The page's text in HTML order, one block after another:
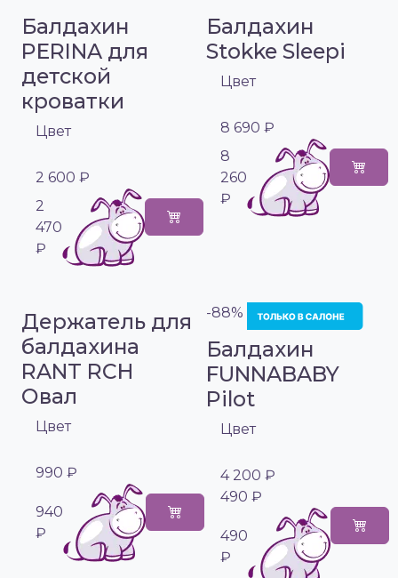
Балдахин
PERINA для
детской
кроватки
Цвет
2 600 ₽
2
470
₽
Балдахин
Stokke Sleepi
Цвет
8 690 ₽
8
260
₽
Держатель для
балдахина
RANT RCH
Овал
Цвет
990 ₽
940
₽
-88%
Балдахин
FUNNABABY
Pilot
Цвет
4 200 ₽
490 ₽
490
₽